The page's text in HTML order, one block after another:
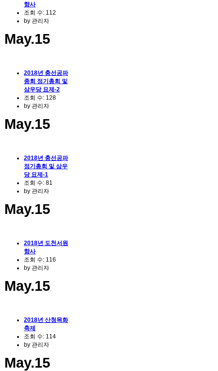
향사
조회 수: 112
by 관리자
May.15
2018년 충선공파
종회 정기총회 및
삼우당 묘제-2
조회 수: 128
by 관리자
May.15
2018년 충선공파
정기총회 및 삼우
당 묘제-1
조회 수: 81
by 관리자
May.15
2018년 도천서원
향사
조회 수: 116
by 관리자
May.15
2018년 산청목화
축제
조회 수: 114
by 관리자
May.15